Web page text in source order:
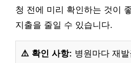
청 전에 미리 확인하는 것이
지출을 줄일 수 있습니다.
⚠️ 확인 사항: 병원마다 재